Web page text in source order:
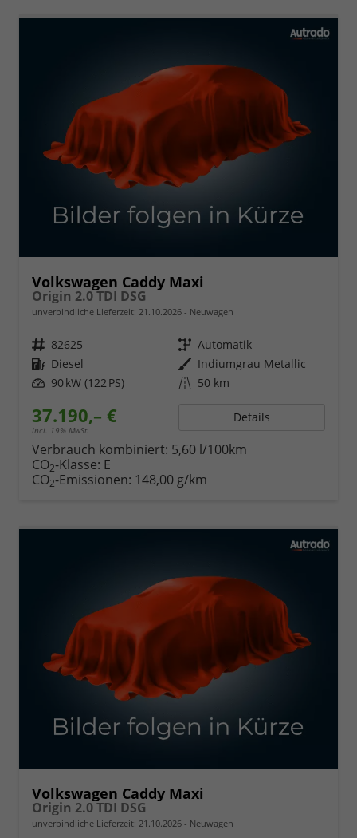
Volkswagen Caddy Maxi
Origin 2.0 TDI DSG
unverbindliche Lieferzeit: 21.10.2026 Neuwagen
Fahrzeugnr. 82625 Getriebe Automatik
Kraftstoff Diesel Außenfarbe Indiumgrau Metallic
Leistung 90 kW (122 PS) Kilometerstand 50 km
37.190,– €
incl. 19% MwSt.
Details
Verbrauch kombiniert: 5,60 l/100km
CO2-Klasse: E
CO2-Emissionen: 148,00 g/km
Volkswagen Caddy Maxi
Origin 2.0 TDI DSG
unverbindliche Lieferzeit: 21.10.2026 Neuwagen